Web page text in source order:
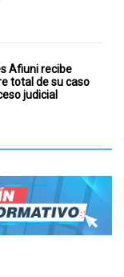
Afiuni recibe
total de su caso
judicial